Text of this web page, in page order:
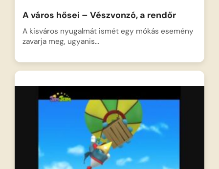
A város hősei – Vészvonzó, a rendőr
A kisváros nyugalmát ismét egy mókás esemény
zavarja meg, ugyanis…